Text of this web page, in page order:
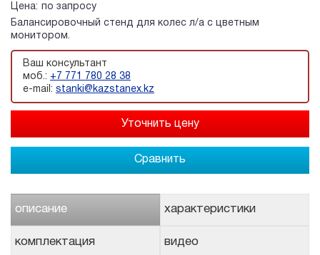
Цена:
по запросу
Балансировочный стенд для колес л/а с цветным
монитором.
Ваш консультант
моб.: +7 771 780 28 38
e-mail: stanki@kazstanex.kz
Сравнить
описание характеристики
комплектация видео